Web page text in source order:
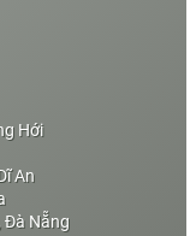
Hới
An
Đà Nẵng